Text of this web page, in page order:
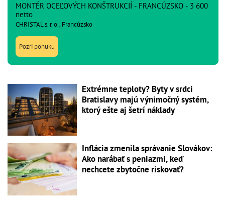
MONTÉR OCEĽOVÝCH KONŠTRUKCIÍ - FRANCÚZSKO - 3 600
netto
CHRISTAL s. r. o., Francúzsko
Pozri ponuku
Extrémne teploty? Byty v srdci
Bratislavy majú výnimočný systém,
ktorý ešte aj šetrí náklady
Inflácia zmenila správanie Slovákov:
Ako narábať s peniazmi, keď
nechcete zbytočne riskovať?